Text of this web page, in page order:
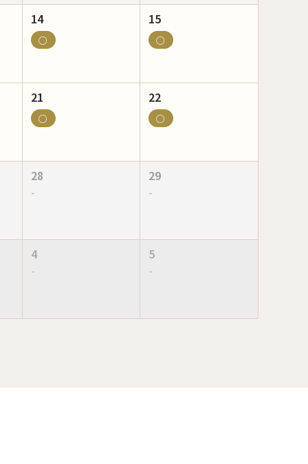
14
○
15
○
21
○
22
○
28
-
29
-
4
-
5
-